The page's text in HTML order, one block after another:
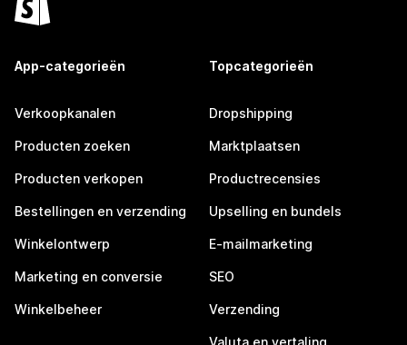
App-categorieën
Verkoopkanalen
Producten zoeken
Producten verkopen
Bestellingen en verzending
Winkelontwerp
Marketing en conversie
Winkelbeheer
Topcategorieën
Dropshipping
Marktplaatsen
Productrecensies
Upselling en bundels
E-mailmarketing
SEO
Verzending